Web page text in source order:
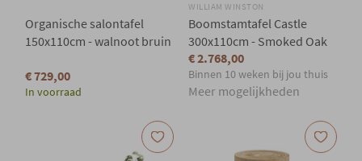
Organische salontafel
150x110cm - walnoot bruin
€ 729,00
In voorraad
WILLIAM WINSTON
Boomstamtafel Castle
300x110cm - Smoked Oak
€ 2.768,00
Binnen 10 weken bij jou thuis
Meer mogelijkheden